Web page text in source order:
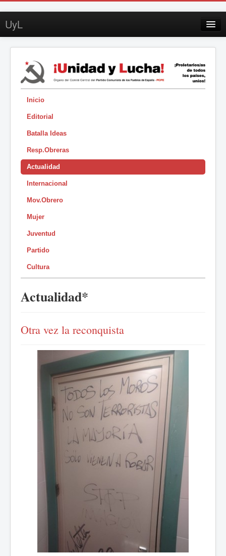
UyL
Suscripción
Sobre UyL
Edición impresa
Buscar
Inicio
Editorial
Batalla Ideas
Resp.Obreras
Actualidad
Internacional
Mov.Obrero
Mujer
Juventud
Partido
Cultura
Actualidad*
Otra vez la reconquista